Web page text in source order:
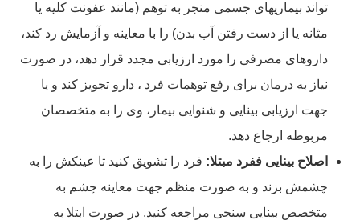
تواند بیماریهای جسمی منجر به توهم (مانند عفونت کلیه یا
مثانه یا از دست رفتن آب بدن) را با معاینه و آزمایش رد کند،
داروهای مصرفی را مورد ارزیابی مجدد قرار دهد، در صورت
نیاز به درمان برای رفع توهمات فرد ، دارو تجویز کند و یا
جهت ارزیابی بینایی و شنوایی بیمار، وی را به متخصصان
مربوطه ارجاع دهد.
اصلاح بینایی ففرد مبتلا: فرد را تشویق کنید تا عینکش را به
چشمش بزند و به صورت منظم جهت معاینه چشم به
متخصص بینایی سنجی مراجعه کنید. در صورت ابتلا به